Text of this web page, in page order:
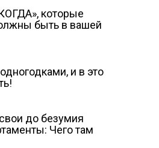
которые
быть в вашей
и в это
до безумия
Чего там